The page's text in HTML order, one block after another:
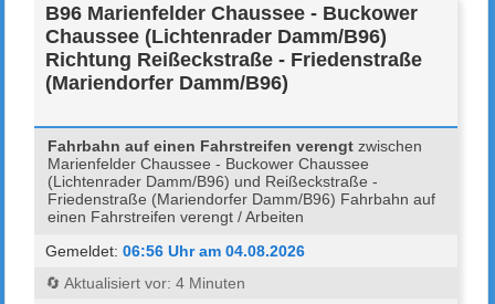
B96 Marienfelder Chaussee - Buckower
Chaussee (Lichtenrader Damm/B96)
Richtung Reißeckstraße - Friedenstraße
(Mariendorfer Damm/B96)
Fahrbahn auf einen Fahrstreifen verengt zwischen
Marienfelder Chaussee - Buckower Chaussee
(Lichtenrader Damm/B96) und Reißeckstraße -
Friedenstraße (Mariendorfer Damm/B96) Fahrbahn auf
einen Fahrstreifen verengt / Arbeiten
Gemeldet:06:56 Uhr am 04.08.2026
🔄 Aktualisiert vor: 4 Minuten